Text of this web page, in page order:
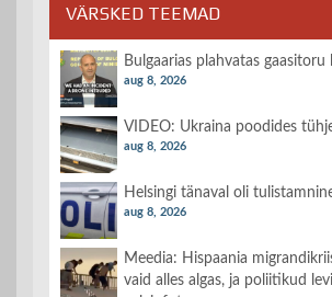
VÄRSKED TEEMAD
Bulgaarias plahvatas gaasitoru
aug 8, 2026
VIDEO: Ukraina poodides
aug 8, 2026
Helsingi tänaval oli
aug 8, 2026
Meedia: Hispaania
vaid alles algas, ja poliitikud